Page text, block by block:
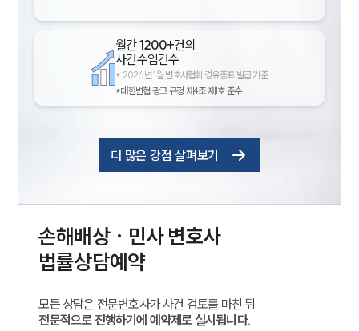
월간1200+건의
사건수임건수
* 2026년 1월 변호사협회 경유증표 발급 기준
*대한변협 광고 규정 제4조 제1호 준수
더 많은 강점 살펴보기
손해배상 · 민사변호사
법률상담예약
모든 상담은 전문변호사가 사건 검토를 마친 뒤
전문적으로 진행하기에 예약제로 실시됩니다.